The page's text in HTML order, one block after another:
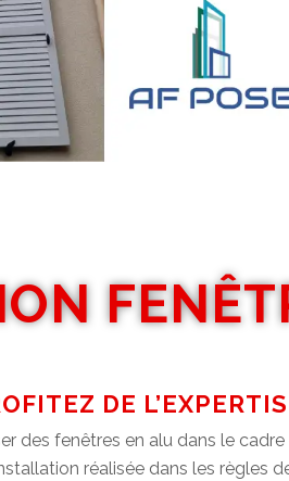
DE
des fenêtres en alu dans le
réalisée dans les règles